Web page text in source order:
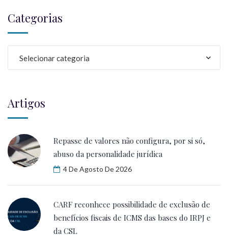
Categorias
Selecionar categoria
Artigos
Repasse de valores não configura, por si só,
abuso da personalidade jurídica
4 De Agosto De 2026
CARF reconhece possibilidade de exclusão de
benefícios fiscais de ICMS das bases do IRPJ e
da CSL